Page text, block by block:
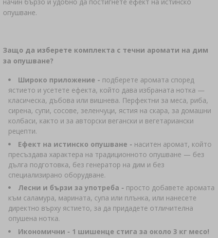
ЛИТЕРАТУРА ЗА КОЛБАСАРСТВО И
МЕСАРСТВО
АРОМАТИЗИРАНЕ
ЛИТЕРАТУРА
ИЗМЕРВАНЕ НА ВИНО
ЕТИКЕТИ
ЛИТЕРАТУРА
опушване.
Защо да изберете комплекта с течни аромати на дим
за опушване?
Широко приложение - подберете аромата според
ястието и усетете ефекта, който дава избраната нотка —
класическа, дъбова или вишнева. Перфектни за меса, риба,
сирена, супи, сосове, зеленчуци, ястия на скара, за домашни
колбаси, както и за авторски вегански и вегетариански
рецепти.
Ефект на истинско опушване - наситен аромат, който
пресъздава характера на традиционното опушване — без
дълга подготовка, без генератор на дим и без
специализирано оборудване.
Лесни и бързи за употреба - просто добавете аромата
към саламура, марината, супа или плънка, или нанесете
директно върху ястието, за да придадете отличителна
опушена нотка.
Икономични - 1 шишенце стига за около 3 кг месо!